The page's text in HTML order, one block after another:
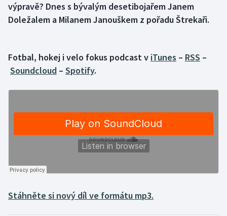
Box
Dostihy
výpravě? Dnes s bývalým desetibojařem Janem
Doležalem a Milanem Janouškem z pořadu Štrekaři.
Fotbal, hokej i velo fokus podcast v iTunes – RSS –
Soundcloud – Spotify.
Stáhněte si nový díl ve formátu mp3.